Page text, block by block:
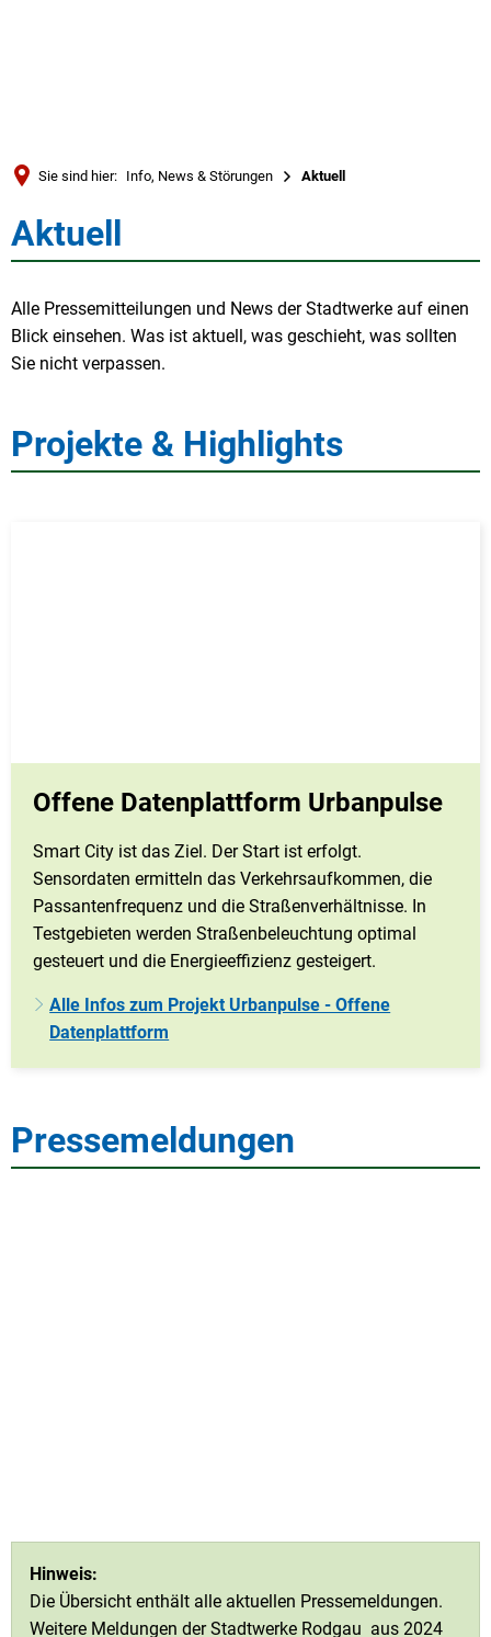
Deutsch MENÜ
Sie sind hier: Info, News & Störungen Aktuell
Aktuell
Aktuell
Alle Pressemitteilungen und News der Stadtwerke auf einen
Blick einsehen. Was ist aktuell, was geschieht, was sollten
Sie nicht verpassen.
Projekte & Highlights
Offene Datenplattform Urbanpulse
Smart City ist das Ziel. Der Start ist erfolgt.
Sensordaten ermitteln das Verkehrsaufkommen, die
Passantenfrequenz und die Straßenverhältnisse. In
Testgebieten werden Straßenbeleuchtung optimal
gesteuert und die Energieeffizienz gesteigert.
Alle Infos zum Projekt Urbanpulse - Offene
Datenplattform
Pressemeldungen
Hinweis:
Die Übersicht enthält alle aktuellen Pressemeldungen.
Weitere Meldungen der Stadtwerke Rodgau aus 2024